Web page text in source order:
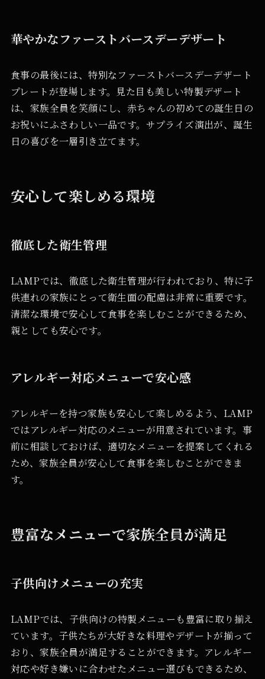
華やかなファーストバースデーデザート
食事の最後には、特別なファーストバースデーデザート
プレートが登場します。見た目も美しい特製デザート
は、家族全員を笑顔にし、赤ちゃんの初めての誕生日の
お祝いにふさわしい一品です。サプライズ演出が、誕生
日の喜びを一層引き立てます。
安心して楽しめる環境
徹底した衛生管理
LAMPでは、徹底した衛生管理が行われており、特に子
供連れの家族にとって衛生面の配慮は非常に重要です。
清潔な環境で安心して食事を楽しむことができるため、
親としても安心です。
アレルギー対応メニューで安心感
アレルギーを持つ家族も安心して楽しめるよう、LAMP
ではアレルギー対応のメニューが用意されています。事
前に相談しておけば、適切なメニューを提案してくれる
ため、家族全員が安心して食事を楽しむことができま
す。
豊富なメニューで家族全員が満足
子供向けメニューの充実
LAMPでは、子供向けの特製メニューも豊富に取り揃え
ています。子供たちが大好きな料理やデザートが揃って
おり、家族全員が満足することができます。アレルギー
対応や好き嫌いに合わせたメニュー選びもできるため、